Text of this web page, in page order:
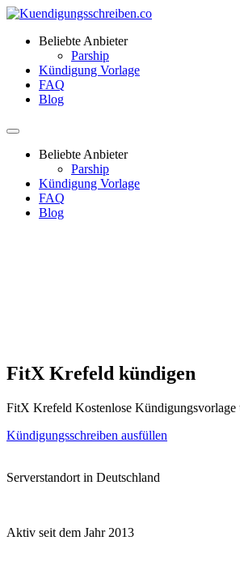
Beliebte Anbieter
Parship
Kündigung Vorlage
FAQ
Blog
Beliebte Anbieter
Parship
Kündigung Vorlage
FAQ
Blog
FitX Krefeld kündigen
FitX Krefeld Kostenlose
Kündigungsschreiben ausfüllen
Serverstandort in Deutschland
Aktiv seit dem Jahr 2013